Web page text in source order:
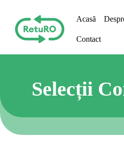
Main
Acasă
Contact
Selecții